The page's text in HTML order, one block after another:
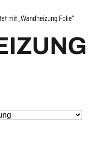
mit „Wandheizung Folie“